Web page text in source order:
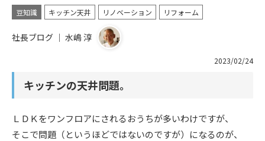
古民家再生
建築実績
豆知識 キッチン天井 リノベーション リフォーム
社長ブログ ｜ 水嶋 淳
2023/02/24
キッチンの天井問題。
ＬＤＫをワンフロアにされるおうちが多いわけですが、
そこで問題（というほどではないのですが）になるのが、